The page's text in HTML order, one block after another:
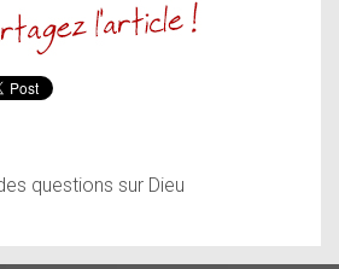
questions sur Dieu